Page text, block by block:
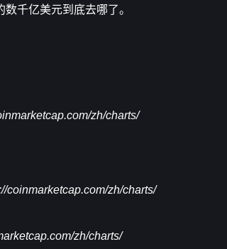
千亿美元到底去哪了。
zh/charts/
coinmarketcap.com/zh/charts/
zh/charts/